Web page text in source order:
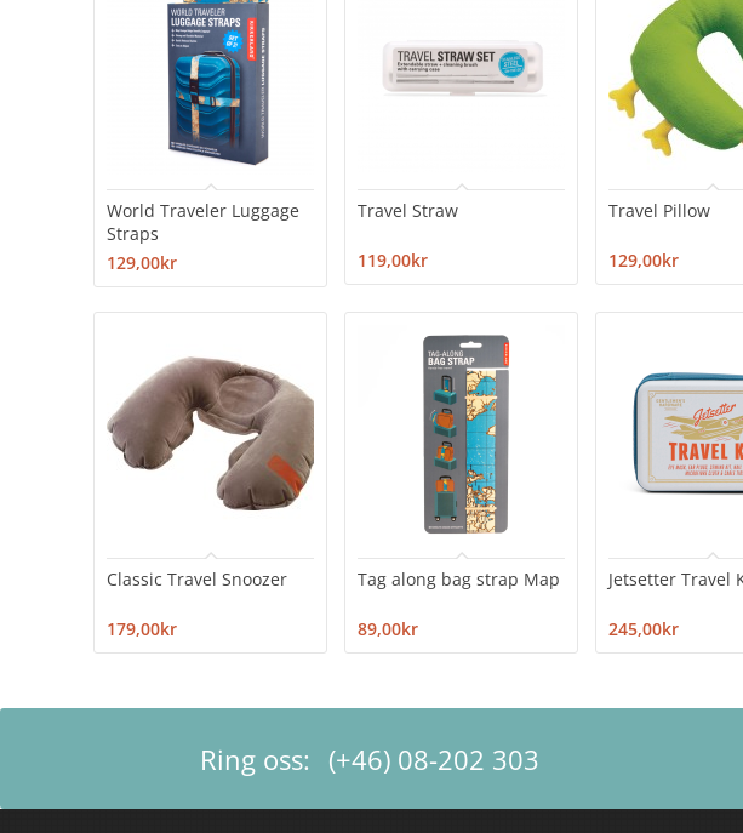
World Traveler Luggage
Straps
129,00kr
Travel Straw
119,00kr
Travel Pillow
129,00kr
Classic Travel Snoozer
179,00kr
Tag along bag strap Map
89,00kr
Jetsetter Travel
245,00kr
Ring oss: (+46) 08-202 303